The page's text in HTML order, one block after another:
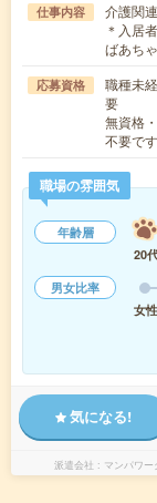
仕事内容
介護関連
＊入居
ばあち
応募資格
職種未
要
無資格
不要で
職場の雰囲気
年齢層
20
男女比率
女性
気になる!
派遣会社 マンパワ